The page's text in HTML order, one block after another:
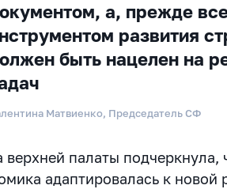
а, прежде
развития
быть нацелен на
Матвиенко, Председатель СФ
верхней палаты подчеркнула,
адаптировалась к новой